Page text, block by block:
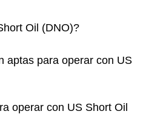
Oil (DNO)?
aptas para operar con US
operar con US Short Oil